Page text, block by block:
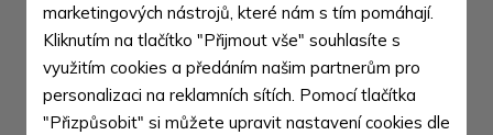
marketingových nástrojů, které nám s tím pomáhají.
Kliknutím na tlačítko "Přijmout vše" souhlasíte s
využitím cookies a předáním našim partnerům pro
personalizaci na reklamních sítích. Pomocí tlačítka
"Přizpůsobit" si můžete upravit nastavení cookies dle